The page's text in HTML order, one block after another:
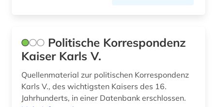
plakat (1)
polen (1)
politik (207)
politikdidaktik (1)
Politische Korrespondenz
Kaiser Karls V.
Quellenmaterial zur politischen Korrespondenz
Karls V., des wichtigsten Kaisers des 16.
Jahrhunderts, in einer Datenbank erschlossen.